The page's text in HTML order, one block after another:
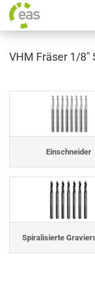
VHM Fräser 1/8"
Einschneider
Spiralisierte